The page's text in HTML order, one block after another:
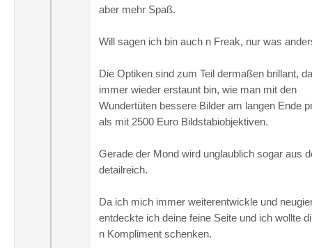
aber mehr Spaß.
Will sagen ich bin auch n Freak, nur was
Die Optiken sind zum Teil dermaßen brillant,
immer wieder erstaunt bin, wie man mit den
Wundertüten bessere Bilder am langen Ende
als mit 2500 Euro Bildstabiobjektiven.
Gerade der Mond wird unglaublich sogar aus
detailreich.
Da ich mich immer weiterentwickle und
entdeckte ich deine feine Seite und ich wollte
n Kompliment schenken.